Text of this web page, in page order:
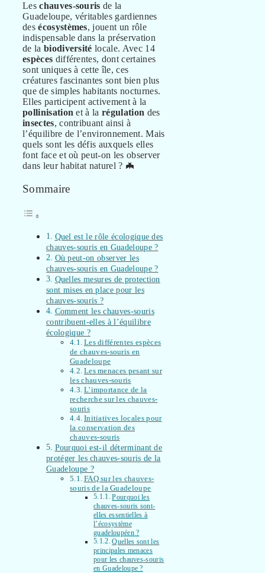
Leschauves-souris de la
Guadeloupe, véritables gardiennes
desécosystèmes, jouent un rôle
indispensable dans la préservation
de la biodiversité locale. Avec 14
espèces différentes, dont certaines
sont uniques à cette île, ces
créatures fascinantes sont bien plus
que de simples habitants nocturnes.
Elles participent activement à la
pollinisation et à larégulation des
insectes, contribuant ainsi à
l’équilibre de l’environnement. Mais
quels sont les défis auxquels elles
font face et où peut-on les observer
dans leur habitat naturel ? 🦇
Sommaire
Quel est le rôle écologique des
chauves-souris en Guadeloupe ?
Où peut-on observer les
chauves-souris en Guadeloupe ?
Quelles mesures de protection
sont mises en place pour les
chauves-souris ?
Comment les chauves-souris
contribuent-elles à l’équilibre
écologique ?
Les différentes espèces
de chauves-souris en
Guadeloupe
Les menaces pesant sur
les chauves-souris
L’importance de la
recherche sur les chauves-
souris
Initiatives locales pour
la conservation des
chauves-souris
Pourquoi est-il déterminant de
protéger les chauves-souris de la
Guadeloupe ?
FAQ sur les chauves-
souris de la Guadeloupe
Pourquoi les
chauves-souris sont-
elles essentielles à
l’écosystème
guadeloupéen ?
Quelles sont les
principales menaces
pour les chauves-souris
en Guadeloupe ?